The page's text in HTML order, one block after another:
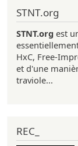
STNT.org
STNT.org est
HxC, Free-
et d'une
traviole...
REC_